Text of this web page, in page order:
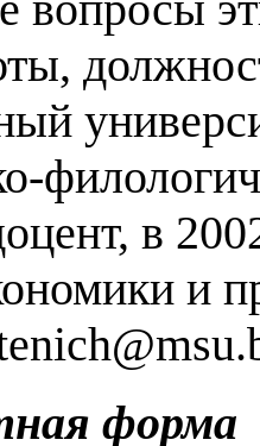
в
и
форма